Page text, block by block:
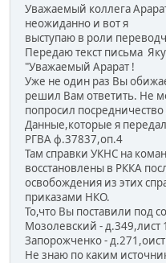
Уважаемый коллега
неожиданно и вот я
выступаю в роли
Передаю текст письма
"Уважаемый Арарат !
Уже не один раз Вы
решил Вам ответить. Не
попросил
Данные,которые я
РГВА ф.37837,оп.4
Там справки УКНС на
восстановлены в РККА
освобождения из этих
приказами НКО.
То,что Вы поставили под
Мозолевский - д.349,лист
Запорожченко -
Не знаю по каким